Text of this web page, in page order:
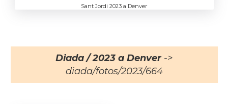
Sant Jordi 2023 a Denver
Diada / 2023 a Denver->
diada/fotos/2023/664